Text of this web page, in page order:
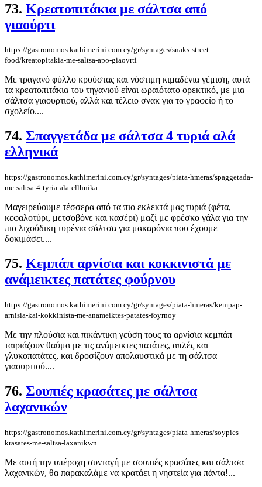
73. Κρεατοπιτάκια με σάλτσα από
γιαούρτι
https://gastronomos.kathimerini.com.cy/gr/syntages/snaks-street-
food/kreatopitakia-me-saltsa-apo-giaoyrti
Με τραγανό φύλλο κρούστας και νόστιμη κιμαδένια γέμιση, αυτά
τα κρεατοπιτάκια του τηγανιού είναι ωραιότατο ορεκτικό, με μια
σάλτσα γιαουρτιού, αλλά και τέλειο σνακ για το γραφείο ή το
σχολείο....
74. Σπαγγετάδα με σάλτσα 4 τυριά αλά
ελληνικά
https://gastronomos.kathimerini.com.cy/gr/syntages/piata-hmeras/spaggetada-
me-saltsa-4-tyria-ala-ellhnika
Μαγειρεύουμε τέσσερα από τα πιο εκλεκτά μας τυριά (φέτα,
κεφαλοτύρι, μετσοβόνε και κασέρι) μαζί με φρέσκο γάλα για την
πιο λιχούδικη τυρένια σάλτσα για μακαρόνια που έχουμε
δοκιμάσει....
75. Κεμπάπ αρνίσια και κοκκινιστά με
ανάμεικτες πατάτες φούρνου
https://gastronomos.kathimerini.com.cy/gr/syntages/piata-hmeras/kempap-
arnisia-kai-kokkinista-me-anameiktes-patates-foyrnoy
Με την πλούσια και πικάντικη γεύση τους τα αρνίσια κεμπάπ
ταιριάζουν θαύμα με τις ανάμεικτες πατάτες, απλές και
γλυκοπατάτες, και δροσίζουν απολαυστικά με τη σάλτσα
γιαουρτιού....
76. Σουπιές κρασάτες με σάλτσα
λαχανικών
https://gastronomos.kathimerini.com.cy/gr/syntages/piata-hmeras/soypies-
krasates-me-saltsa-laxanikwn
Με αυτή την υπέροχη συνταγή με σουπιές κρασάτες και σάλτσα
λαχανικών, θα παρακαλάμε να κρατάει η νηστεία για πάντα!...